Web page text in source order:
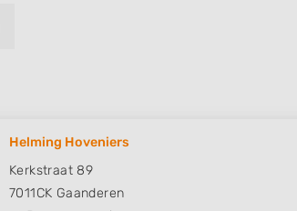
Helming Hoveniers
Kerkstraat 89
7011CK Gaanderen